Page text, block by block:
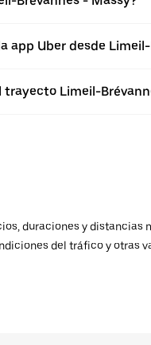
app Uber desde
trayecto Limeil-
duraciones y
del tráfico y otras